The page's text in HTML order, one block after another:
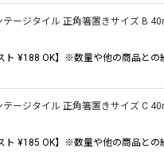
テージタイル 正角箸置きサイズ B
ト ¥188 OK】※数量や他の商品と
テージタイル 正角箸置きサイズ C
ト ¥185 OK】※数量や他の商品と